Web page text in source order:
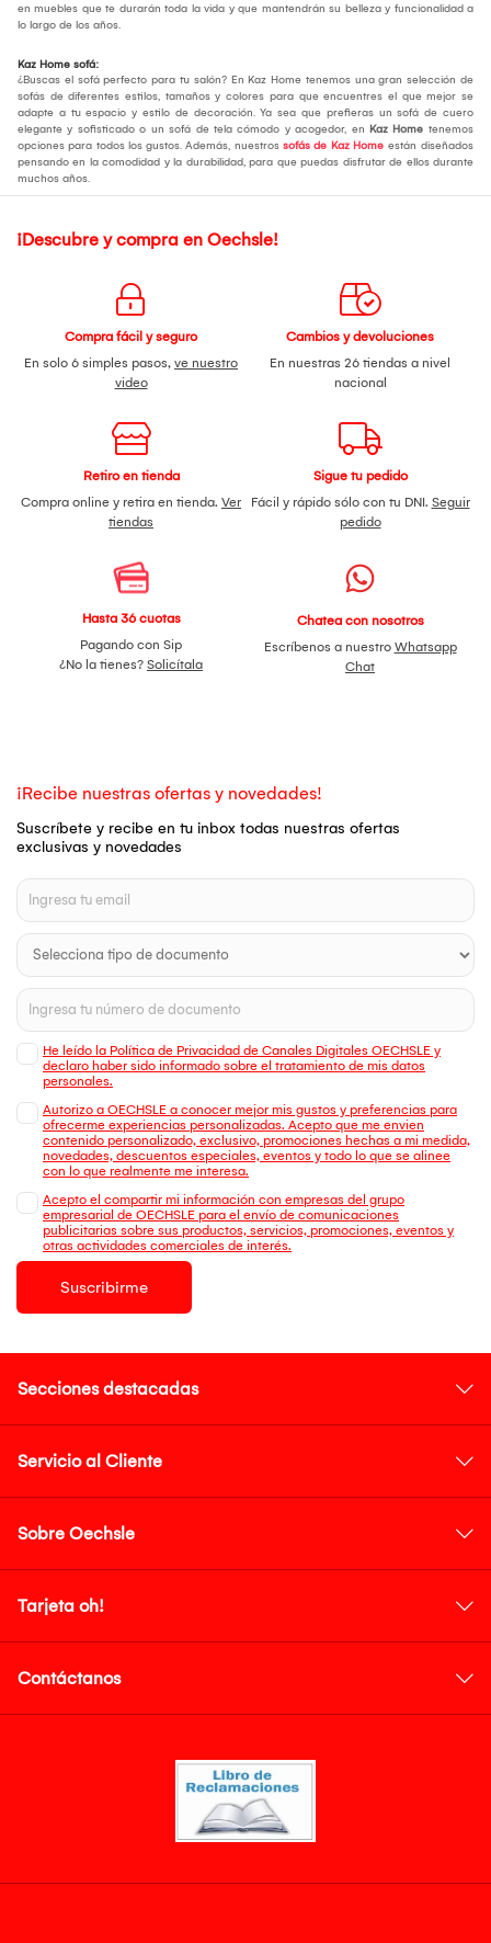
en muebles que te durarán toda la vida y que mantendrán su belleza y funcionalidad a
lo largo de los años.
Kaz Home sofá:
¿Buscas el sofá perfecto para tu salón? En Kaz Home tenemos una gran selección de
sofás de diferentes estilos, tamaños y colores para que encuentres el que mejor se
adapte a tu espacio y estilo de decoración. Ya sea que prefieras un sofá de cuero
elegante y sofisticado o un sofá de tela cómodo y acogedor, en Kaz Home tenemos
opciones para todos los gustos. Además, nuestros sofás de Kaz Home están diseñados
pensando en la comodidad y la durabilidad, para que puedas disfrutar de ellos durante
muchos años.
¡Descubre y compra en Oechsle!
Compra fácil y seguro
En solo 6 simples pasos, ve nuestro
video
Cambios y devoluciones
En nuestras 26 tiendas a nivel
nacional
Retiro en tienda
Compra online y retira en tienda. Ver
tiendas
Sigue tu pedido
Fácil y rápido sólo con tu DNI. Seguir
pedido
Hasta 36 cuotas
Pagando con Sip
¿No la tienes? Solicítala
Chatea con nosotros
Escríbenos a nuestro Whatsapp
Chat
¡Recibe nuestras ofertas y novedades!
Suscríbete y recibe en tu inbox todas nuestras ofertas
exclusivas y novedades
He leído la Política de Privacidad de Canales Digitales OECHSLE y
declaro haber sido informado sobre el tratamiento de mis datos
personales.
Autorizo a OECHSLE a conocer mejor mis gustos y preferencias para
ofrecerme experiencias personalizadas. Acepto que me envien
contenido personalizado, exclusivo, promociones hechas a mi medida,
novedades, descuentos especiales, eventos y todo lo que se alinee
con lo que realmente me interesa.
Acepto el compartir mi información con empresas del grupo
empresarial de OECHSLE para el envío de comunicaciones
publicitarias sobre sus productos, servicios, promociones, eventos y
otras actividades comerciales de interés.
Suscribirme
Secciones destacadas
Servicio al Cliente
Sobre Oechsle
Tarjeta oh!
Contáctanos